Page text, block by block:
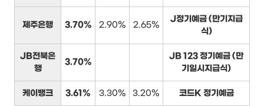
제주은행 3.70% 2.90% 2.65%
J정기예금 (만기지급
식)
JB전북은
행
3.70%
JB 123 정기예금 (만
기일시지급식)
케이뱅크 3.61% 3.30% 3.20% 코드K 정기예금